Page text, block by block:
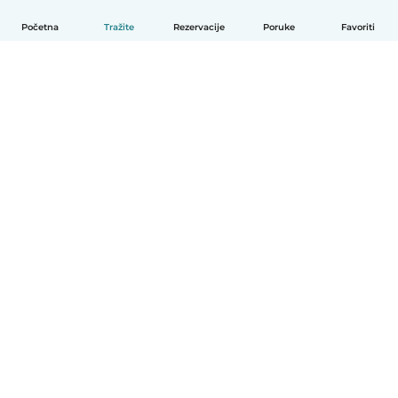
Početna Tražite Rezervacije Poruke Favoriti